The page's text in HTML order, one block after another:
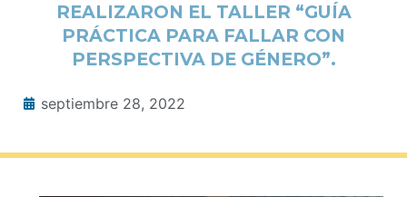
REALIZARON EL TALLER “GUÍA
PRÁCTICA PARA FALLAR CON
PERSPECTIVA DE GÉNERO”.
septiembre 28, 2022